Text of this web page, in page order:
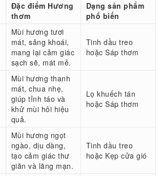
Đặc điểm Hương
thơm
Dạng sản phẩm
phổ biến
Mùi hương tươi
mát, sảng khoái,
mang lại cảm giác
sạch sẽ, mát mẻ.
Tinh dầu treo
hoặc Sáp thơm
Mùi hương thanh
mát, chua nhẹ,
giúp tỉnh táo và
khử mùi hôi hiệu
quả.
Lọ khuếch tán
hoặc Sáp thơm
Mùi hương ngọt
ngào, dịu dàng,
tạo cảm giác thư
giãn và lãng mạn.
Tinh dầu treo
hoặc Kẹp cửa gió